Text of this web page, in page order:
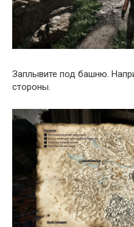
Заплывите под башню.
стороны.